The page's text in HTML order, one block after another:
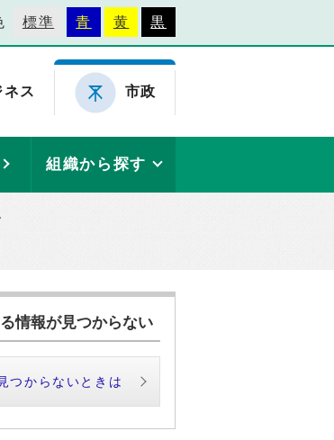
標準 青 黄 黒
ス 市政
組織から探す
情報が見つからない
つからないときは